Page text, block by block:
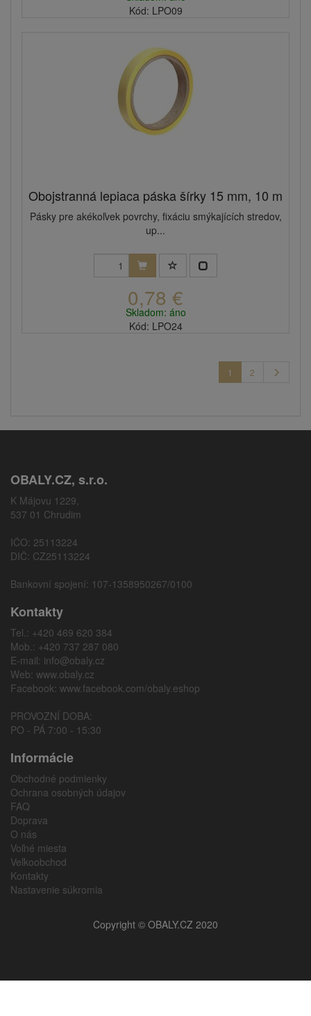
Kód: LPO09
Obojstranná lepiaca páska šírky 15 mm, 10 m
Pásky pre akékoľvek povrchy, fixáciu smýkajících stredov,
up...
0,78 €
Skladom: áno
Kód: LPO24
1 2
OBALY.CZ, s.r.o.
K Májovu 1229,
537 01 Chrudim
IČO: 25113224
DIČ: CZ25113224
Bankovní spojení: 107-1358950267/0100
Kontakty
Tel.: +420 469 620 384
Mob.: +420 737 287 080
E-mail: info@obaly.cz
Web: www.obaly.cz
Facebook: www.facebook.com/obaly.eshop
PROVOZNÍ DOBA:
PO - PÁ 7:00 - 15:30
Informácie
Obchodné podmienky
Ochrana osobných údajov
FAQ
Doprava
O nás
Voľné miesta
Veľkoobchod
Kontakty
Nastavenie súkromia
Copyright © OBALY.CZ 2020